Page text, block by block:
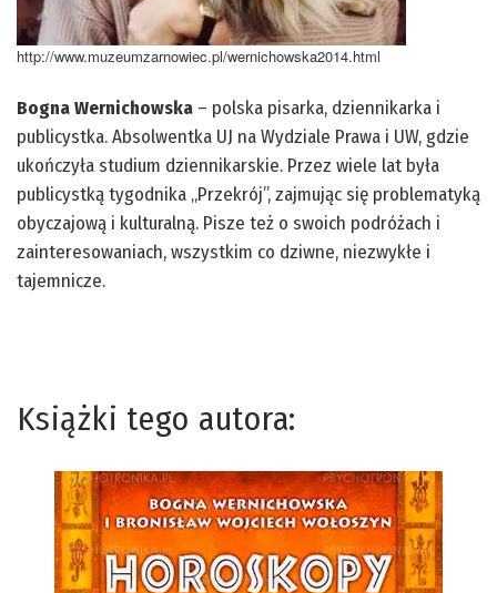
http://www.muzeumzarnowiec.pl/wernichowska2014.html
Bogna Wernichowska – polska pisarka, dziennikarka i
publicystka. Absolwentka UJ na Wydziale Prawa i UW, gdzie
ukończyła studium dziennikarskie. Przez wiele lat była
publicystką tygodnika „Przekrój”, zajmując się problematyką
obyczajową i kulturalną. Pisze też o swoich podróżach i
zainteresowaniach, wszystkim co dziwne, niezwykłe i
tajemnicze.
Książki tego autora: